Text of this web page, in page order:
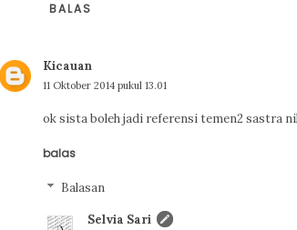
BALAS
Kicauan
11 Oktober 2014 pukul 13.01
ok sista boleh jadi referensi temen2 sastra
balas
Balasan
Selvia Sari